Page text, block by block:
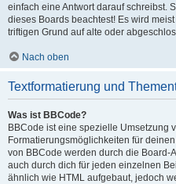
einfach eine Antwort darauf schreibst.
dieses Boards beachtest! Es wird
triftigen Grund auf alte oder
Nach oben
Textformatierung und
Was ist BBCode?
BBCode ist eine spezielle Umsetzung
Formatierungsmöglichkeiten für
von BBCode werden durch die Board-
auch durch dich für jeden einzelnen
ähnlich wie HTML aufgebaut, jedoch